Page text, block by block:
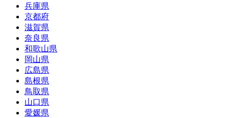
兵庫県
京都府
滋賀県
奈良県
和歌山県
岡山県
広島県
島根県
鳥取県
山口県
愛媛県